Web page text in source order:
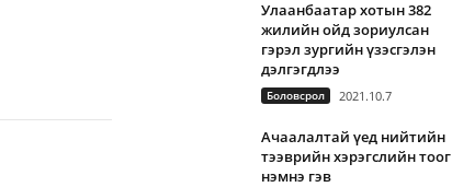
Улаанбаатар хотын 382
жилийн ойд зориулсан
гэрэл зургийн үзэсгэлэн
дэлгэгдлээ
Боловсрол 2021.10.7
Ачаалалтай үед нийтийн
тээврийн хэрэгслийн тоог
нэмнэ гэв